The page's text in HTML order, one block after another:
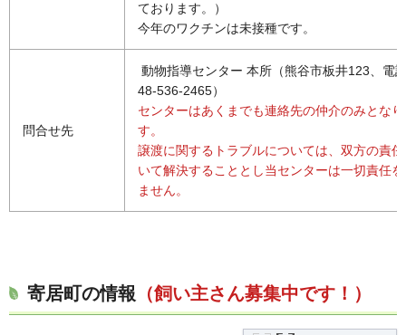
ております。）
今年のワクチンは未接種です。
問合せ先
動物指導センター 本所（熊谷市板井123、電
48-536-2465）
センターはあくまでも連絡先の仲介のみとな
す。
譲渡に関するトラブルについては、双方の責
いて解決することとし当センターは一切責任
ません。
寄居町の情報 （飼い主さん募集中です！）